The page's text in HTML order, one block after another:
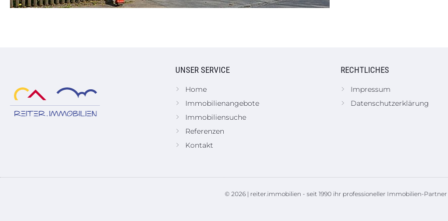
UNSER SERVICE
Home
Immobilienangebote
Immobiliensuche
Referenzen
Kontakt
RECHTLICHES
Impressum
Datenschutzerklärung
© 2026 | reiter.immobilien - seit 1990 ihr professioneller Immobilien-Partner